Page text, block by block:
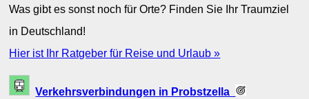
Was gibt es sonst noch für Orte? Finden Sie Ihr Traumziel
in Deutschland!
Hier ist Ihr Ratgeber für Reise und Urlaub »
Verkehrsverbindungen in Probstzella